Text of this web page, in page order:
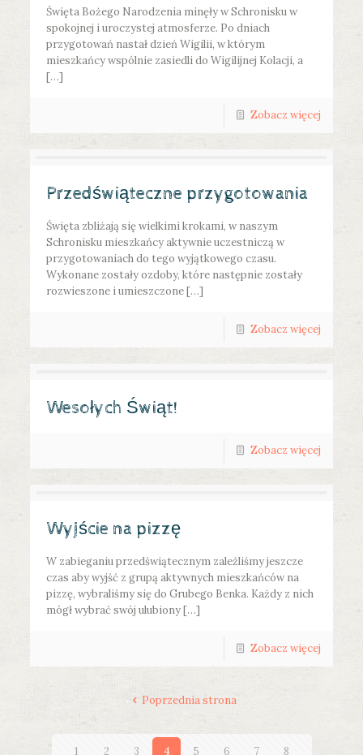
Święta Bożego Narodzenia minęły w Schronisku w
spokojnej i uroczystej atmosferze. Po dniach
przygotowań nastał dzień Wigilii, w którym
mieszkańcy wspólnie zasiedli do Wigilijnej Kolacji, a
[…]
Zobacz więcej
Przedświąteczne przygotowania
Święta zbliżają się wielkimi krokami, w naszym
Schronisku mieszkańcy aktywnie uczestniczą w
przygotowaniach do tego wyjątkowego czasu.
Wykonane zostały ozdoby, które następnie zostały
rozwieszone i umieszczone […]
Zobacz więcej
Wesołych Świąt!
Zobacz więcej
Wyjście na pizzę
W zabieganiu przedświątecznym zaleźliśmy jeszcze
czas aby wyjść z grupą aktywnych mieszkańców na
pizzę, wybraliśmy się do Grubego Benka. Każdy z nich
mógł wybrać swój ulubiony […]
Zobacz więcej
Poprzednia strona
1 2 3 4 5 6 7 8